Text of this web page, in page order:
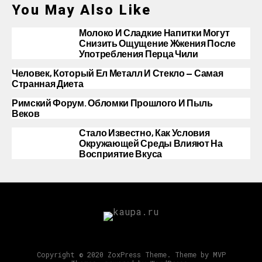
You May Also Like
Молоко И Сладкие Напитки Могут
Снизить Ощущение Жжения После
Употребления Перца Чили
Человек, Который Ел Металл И Стекло — Самая
Странная Диета
Римский Форум. Обломки Прошлого И Пыль
Веков
Стало Известно, Как Условия
Окружающей Среды Влияют На
Восприятие Вкуса
Copyright © 2020 ZoxPress Theme. Theme by MVP